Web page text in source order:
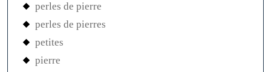
perles de pierre
perles de pierres
petites
pierre